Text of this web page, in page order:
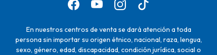
En nuestros centros de venta se dará atención a toda
persona sin importar su origen étnico, nacional, raza, lengua,
sexo, género, edad, discapacidad, condición jurídica, social o